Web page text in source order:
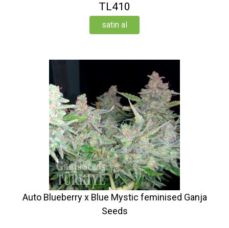
TL410
satin al
Auto Blueberry x Blue Mystic feminised Ganja
Seeds